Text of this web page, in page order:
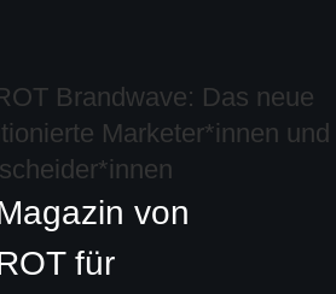
von
für